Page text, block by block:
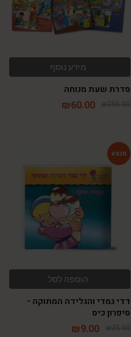
מידע נוסף
סדרת שעת מנוחה
₪255.00
₪60.00
הוספה לסל
דדי גמדי והגלידה המתוקה -
סיפרון כיס
₪25.00
₪9.00